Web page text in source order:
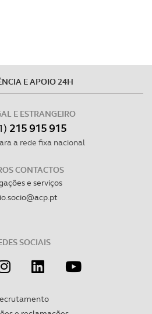
E APOIO 24H
E ESTRANGEIRO
215 915 915
a rede fixa nacional
CONTACTOS
e serviços
SOCIAIS